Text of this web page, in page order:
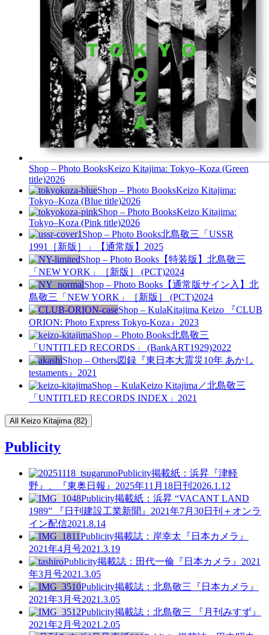
Shop – Photo BooksKeizo Kitajima: Tokyo–Koza (Green
title)2026
Shop – Photo BooksKeizo Kitajima:
Tokyo–Koza (Blue title)2026
Shop – Photo BooksKeizo Kitajima:
Tokyo–Koza (Pink title)2026
Shop – Photo Books北島敬三「USSR
1991［新版］」【通常版】 2025
Shop – Photo Books 【特装版】北島敬三
「NEW YORK」［新版］ (PCT)2024
Shop – Photo Books 【通常版サイン入】北
島敬三「NEW YORK」［新版］ (PCT)2024
Shop – KulaKitajima Keizo 『CLUB
ORION: Photo Express Tokyo-Koza』 2023
Shop – Photo Books北島敬三
「UNTITLED RECORDS」 (BankART1929)2022
Shop – Others図録『東日本大震災10年 あかし
testaments』 2021
Shop – KulaKeizo Kitajima／北島敬三
「UNTITLED RECORDS INDEX」 2021
All Keizo Kitajima (82)
Publicity
Publicity掲載紙：浜昇『津軽
野』、『東奥日報』2025年11月18日刊 2026.1.12
Publicity掲載紙：浜昇 “VACANT LAND
1989” 『日刊建設工業新聞』2021年7月30日刊＋オンラ
イン配信2021.8.14
Publicity掲載誌：岸幸太『日本カメラ』
2021年4月号2021.3.19
Publicity掲載誌：田代一倫『日本カメラ』2021
年3月号2021.3.05
Publicity掲載誌：北島敬三『日本カメラ』
2021年3月号2021.3.05
Publicity掲載誌：北島敬三 『月刊みすず』
2021年2月号2021.2.05